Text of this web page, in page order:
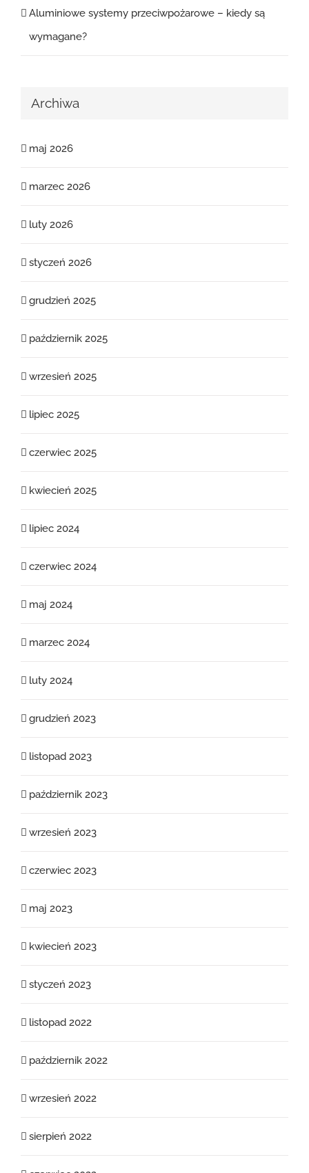
Aluminiowe systemy przeciwpożarowe – kiedy są
wymagane?
Archiwa
maj 2026
marzec 2026
luty 2026
styczeń 2026
grudzień 2025
październik 2025
wrzesień 2025
lipiec 2025
czerwiec 2025
kwiecień 2025
lipiec 2024
czerwiec 2024
maj 2024
marzec 2024
luty 2024
grudzień 2023
listopad 2023
październik 2023
wrzesień 2023
czerwiec 2023
maj 2023
kwiecień 2023
styczeń 2023
listopad 2022
październik 2022
wrzesień 2022
sierpień 2022